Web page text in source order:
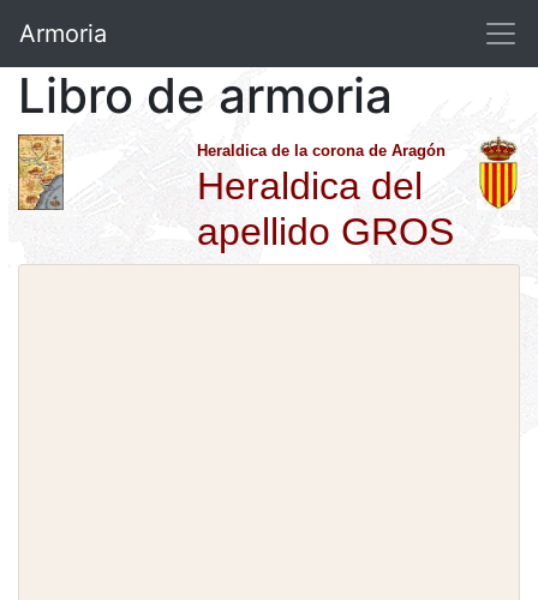
Armoria
Libro de armoria
Heraldica de la corona de Aragón
Heraldica del
apellido GROS